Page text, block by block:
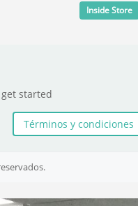
Inside Store
started
Términos y condiciones